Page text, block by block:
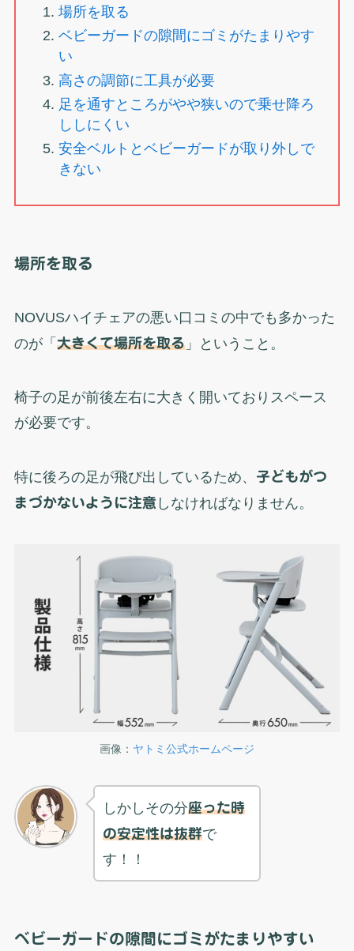
場所を取る
ベビーガードの隙間にゴミがたまりやす
い
高さの調節に工具が必要
足を通すところがやや狭いので乗せ降ろ
ししにくい
安全ベルトとベビーガードが取り外しで
きない
場所を取る
NOVUSハイチェアの悪い口コミの中でも多かった
のが「 大きくて場所を取る」ということ。
椅子の足が前後左右に大きく開いておりスペース
が必要です。
特に後ろの足が飛び出しているため、 子どもがつ
まづかないように注意 しなければなりません。
画像： ヤトミ公式ホームページ
しかしその分座った時
の安定性は抜群で
す！！
ベビーガードの隙間にゴミがたまりやすい